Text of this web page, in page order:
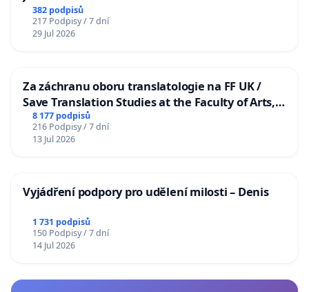
382 podpisů
217 Podpisy / 7 dní
29 Jul 2026
Za záchranu oboru translatologie na FF UK /
Save Translation Studies at the Faculty of Arts,
Charles University
8 177 podpisů
216 Podpisy / 7 dní
13 Jul 2026
Vyjádření podpory pro udělení milosti – Denis
1 731 podpisů
150 Podpisy / 7 dní
14 Jul 2026